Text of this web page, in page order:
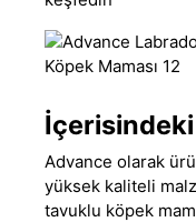
Advance olarak
yüksek kaliteli
tavuklu köpek